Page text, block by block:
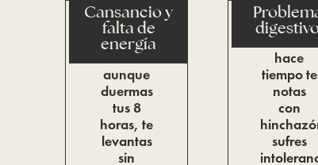
Cansancio y
falta de
energía
Estás
cansada
aunque
duermas
tus 8
horas, te
levantas
sin
Desde
hace
tiempo te
notas
con
sufres